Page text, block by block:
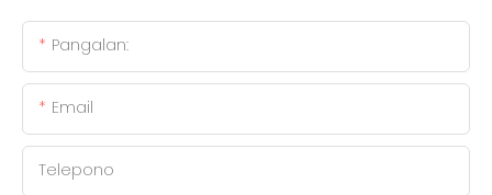
Pangalan:
Email
Telepono